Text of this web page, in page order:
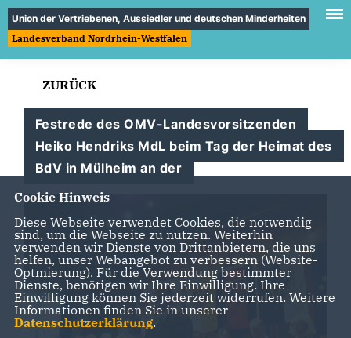
Union der Vertriebenen, Aussiedler und deutschen Minderheiten
Landesverband Nordrhein-Westfalen
ZURÜCK
Festrede des OMV-Landesvorsitzenden
Heiko Hendriks MdL beim Tag der Heimat des
BdV in Mülheim an der
Cookie Hinweis
Diese Webseite verwendet Cookies, die notwendig
sind, um die Webseite zu nutzen. Weiterhin
verwenden wir Dienste von Drittanbietern, die uns
helfen, unser Webangebot zu verbessern (Website-
Optmierung). Für die Verwendung bestimmter
Dienste, benötigen wir Ihre Einwilligung. Ihre
Einwilligung können Sie jederzeit widerrufen. Weitere
Informationen finden Sie in unserer
Datenschutzerklärung.